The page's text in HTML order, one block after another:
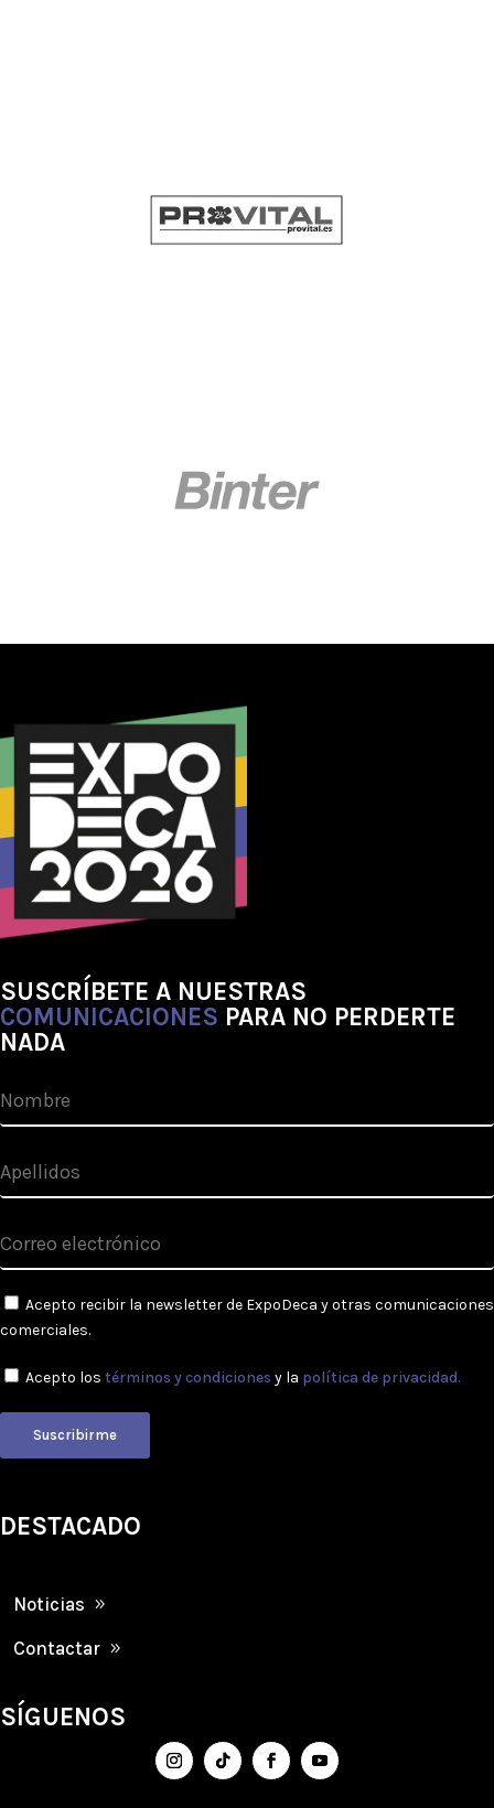
SUSCRÍBETE A NUESTRAS
COMUNICACIONES PARA NO PERDERTE
NADA
Acepto recibir la newsletter de ExpoDeca y otras comunicaciones
comerciales.
Acepto los términos y condiciones y la política de privacidad.
Suscribirme
DESTACADO
Noticias
Contactar
SÍGUENOS